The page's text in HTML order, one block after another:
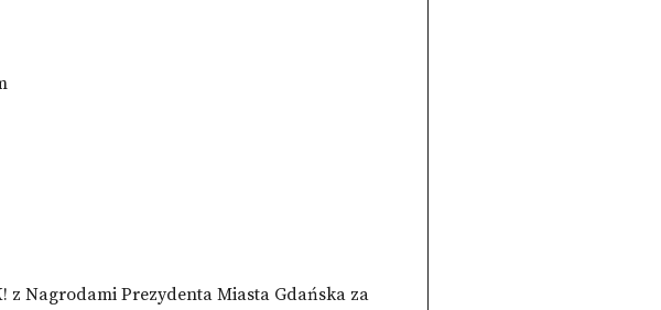
z Nagrodami Prezydenta Miasta Gdańska za